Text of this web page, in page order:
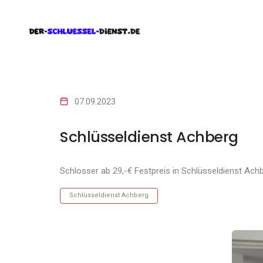
07.09.2023
Schlüsseldienst Achberg
Schlosser ab 29,-€ Festpreis in Schlüsseldienst
Schlüsseldienst Achberg